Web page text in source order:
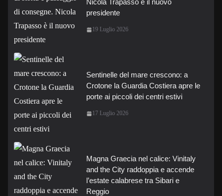
Nicola Trapasso è il nuovo
presidente
19 Luglio 2026
Sentinelle del mare crescono: a
Crotone la Guardia Costiera apre le
porte ai piccoli dei centri estivi
17 Luglio 2026
Magna Graecia nel calice: Vinitaly
and the City raddoppia e accende
l’estate calabrese tra Sibari e
Reggio